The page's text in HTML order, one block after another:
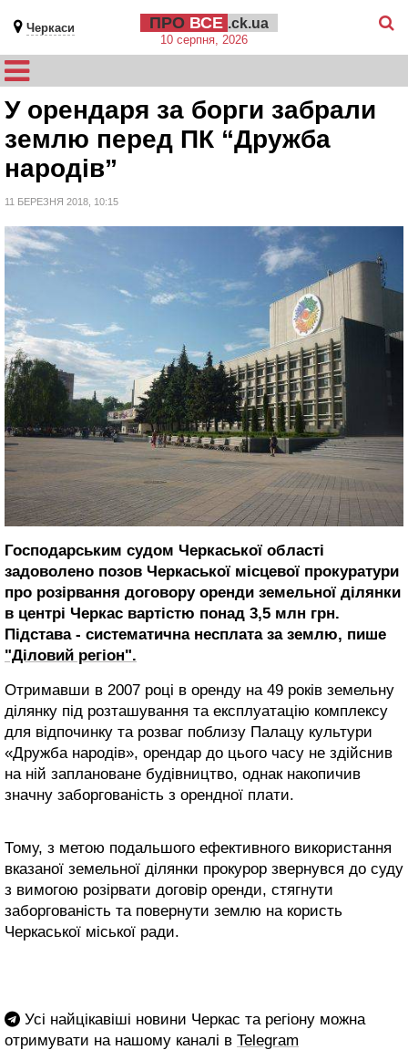
Черкаси ПРО ВСЕ .ck.ua
10 серпня, 2026
У орендаря за борги забрали
землю перед ПК “Дружба
народів”
11 БЕРЕЗНЯ 2018, 10:15
Господарським судом Черкаської області
задоволено позов Черкаської місцевої прокуратури
про розірвання договору оренди земельної ділянки
в центрі Черкас вартістю понад 3,5 млн грн.
Підстава - систематична несплата за землю, пише
"Діловий регіон".
Отримавши в 2007 році в оренду на 49 років земельну
ділянку під розташування та експлуатацію комплексу
для відпочинку та розваг поблизу Палацу культури
«Дружба народів», орендар до цього часу не здійснив
на ній заплановане будівництво, однак накопичив
значну заборгованість з орендної плати.
Тому, з метою подальшого ефективного використання
вказаної земельної ділянки прокурор звернувся до суду
з вимогою розірвати договір оренди, стягнути
заборгованість та повернути землю на користь
Черкаської міської ради.
Усі найцікавіші новини Черкас та регіону можна
отримувати на нашому каналі в Telegram